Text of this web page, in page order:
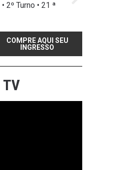
2º Turno • 21 ª
COMPRE AQUI SEU
INGRESSO
TV